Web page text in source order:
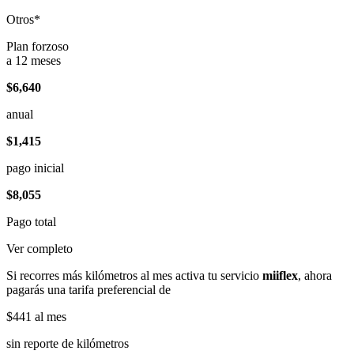
Otros*
Plan forzoso
a 12 meses
$6,640
anual
$1,415
pago inicial
$8,055
Pago total
Ver completo
Si recorres más kilómetros al mes activa tu servicio miiflex, ahora
pagarás una tarifa preferencial de
$441 al mes
sin reporte de kilómetros